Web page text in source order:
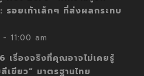
อยเท้าเล็กๆ ที่ส่งผลกระทบ
11:00 am
เรื่องจริงที่คุณอาจไม่เคยรู้
เขียว” มาตรฐานไทย